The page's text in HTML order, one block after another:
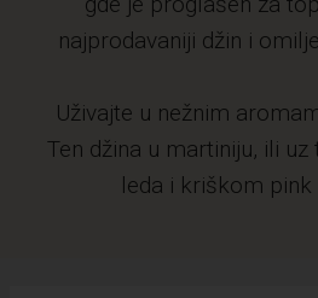
najprodavaniji džin i
Uživajte u nežnim
Ten džina u martiniju, ili
leda i kriškom pink